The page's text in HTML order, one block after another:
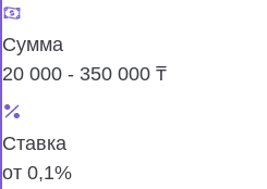
Сумма
20 000 - 350 000 ₸
Ставка
от 0,1%